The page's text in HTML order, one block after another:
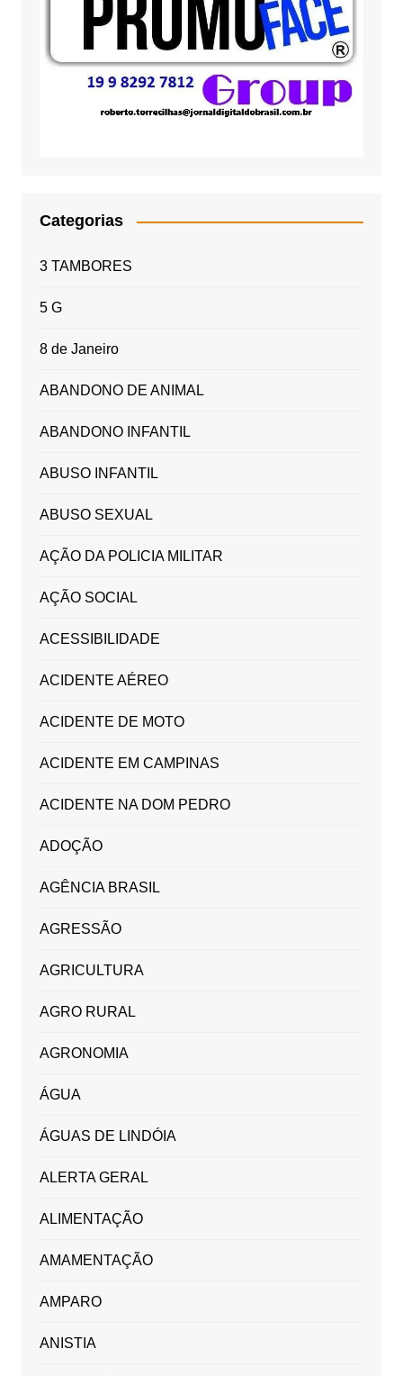
Categorias
3 TAMBORES
5 G
8 de Janeiro
ABANDONO DE ANIMAL
ABANDONO INFANTIL
ABUSO INFANTIL
ABUSO SEXUAL
AÇÃO DA POLICIA MILITAR
AÇÃO SOCIAL
ACESSIBILIDADE
ACIDENTE AÉREO
ACIDENTE DE MOTO
ACIDENTE EM CAMPINAS
ACIDENTE NA DOM PEDRO
ADOÇÃO
AGÊNCIA BRASIL
AGRESSÃO
AGRICULTURA
AGRO RURAL
AGRONOMIA
ÁGUA
ÁGUAS DE LINDÓIA
ALERTA GERAL
ALIMENTAÇÃO
AMAMENTAÇÃO
AMPARO
ANISTIA